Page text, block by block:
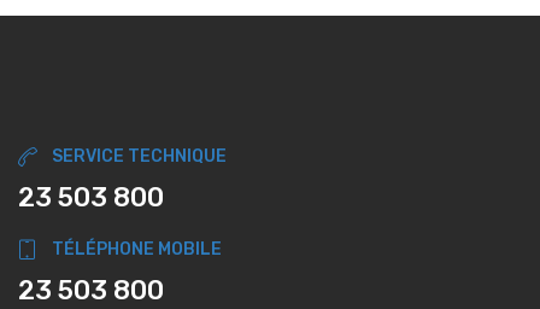
SERVICE TECHNIQUE
23 503 800
TÉLÉPHONE MOBILE
23 503 800